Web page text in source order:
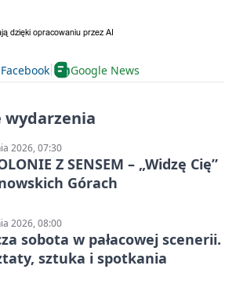
Facebook Google News
wydarzenia
2026, 07:30
Z SENSEM – „Widzę Cię”
Górach
2026, 08:00
sobota w pałacowej scenerii.
sztuka i spotkania